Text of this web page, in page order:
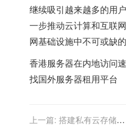
继续吸引越来越多的用
一步推动云计算和互联
网基础设施中不可或缺的
香港服务器在内地访问
找国外服务器租用平台
上一篇: 搭建私有云存储系